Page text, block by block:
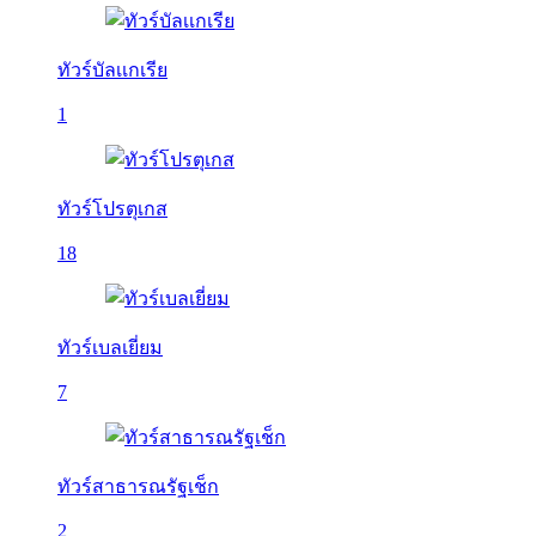
ทัวร์บัลเเกเรีย
1
ทัวร์โปรตุเกส
18
ทัวร์เบลเยี่ยม
7
ทัวร์สาธารณรัฐเช็ก
2